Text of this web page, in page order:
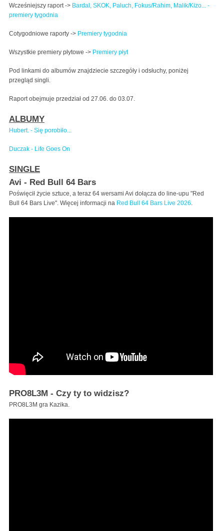
Wcześniejszy raport -> Bardal, SKOK, Paluch, Fokus/Rahim, Malik/Kizo... -
premiery tygodnia
Cotygodniowe raporty -> Premiery tygodnia
Wszystkie premiery płytowe -> Premiery płyt
Pod linkami do albumów znajdziecie szczegóły i odsłuchy, poniżej
przegląd singli.
Raport obejmuje przedział od 27.06. do 03.07.
ALBUMY
Hubert. - Się porobiło...
Duczak - Life Goes On
SINGLE
Avi - Red Bull 64 Bars
Poświęcił życie sztuce, a teraz 64 wersami Avi dołącza do line-upu "Red
Bull 64 Bars Live". Więcej informacji na Red Bull 64 Bars Live 2026.
PRO8L3M - Czy ty to widzisz?
PRO8L3M gra Kazika.